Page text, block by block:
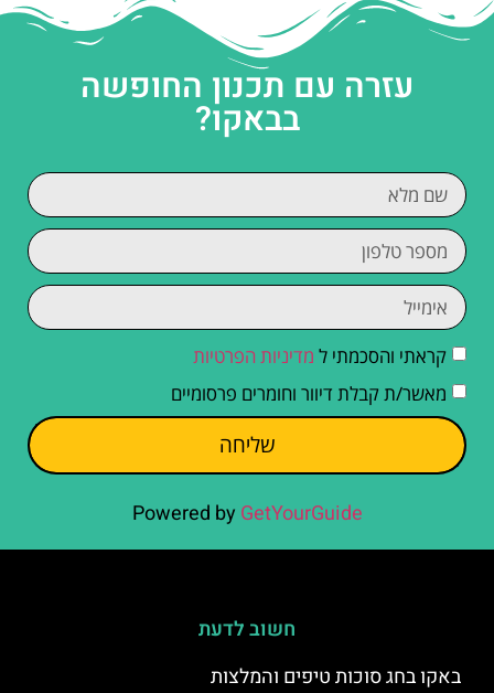
עזרה עם תכנון החופשה
בבאקו?
קראתי והסכמתי ל מדיניות הפרטיות
מאשר/ת קבלת דיוור וחומרים פרסומיים
שליחה
Powered by GetYourGuide
חשוב לדעת
באקו בחג סוכות טיפים והמלצות